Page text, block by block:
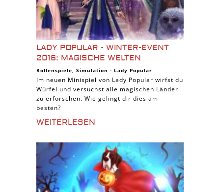
LADY POPULAR - WINTER-EVENT
2016: MAGISCHE WELTEN
Rollenspiele, Simulation - Lady Popular
Im neuen Minispiel von Lady Popular wirfst du
Würfel und versuchst alle magischen Länder
zu erforschen. Wie gelingt dir dies am
besten?
WEITERLESEN